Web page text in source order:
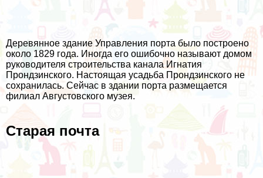
Деревянное здание Управления порта было построено
около 1829 года. Иногда его ошибочно называют домом
руководителя строительства канала Игнатия
Прондзинского. Настоящая усадьба Прондзинского не
сохранилась. Сейчас в здании порта размещается
филиал Августовского музея.
Старая почта